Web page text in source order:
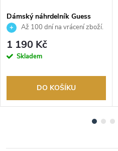
Dámský náhrdelník Guess
JUBN03035JWRHT
Až 100 dní na vrácení zboží.
Autorizovaný prodejce.
1 190 Kč
Skladem
DO KOŠÍKU